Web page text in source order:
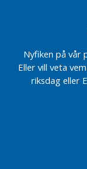
Nyfiken på vår
Eller vill veta
riksdag eller